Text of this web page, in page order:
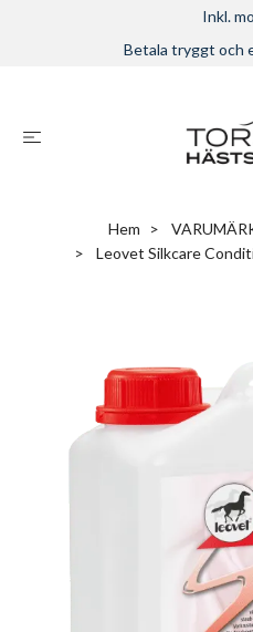
Inkl.
Betala tryggt och
Hem
Leovet Silkcare